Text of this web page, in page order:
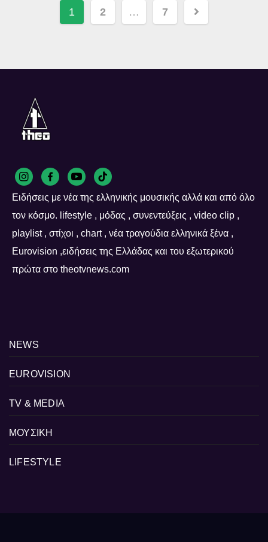
Posts
1 2 … 7
Ειδήσεις με νέα της ελληνικής μουσικής αλλά και από όλο
τον κόσμο. lifestyle , μόδας , συνεντεύξεις , video clip ,
playlist , στίχοι , chart , νέα τραγούδια ελληνικά ξένα ,
Eurovision ,ειδήσεις της Ελλάδας και του εξωτερικού
πρώτα στο theotvnews.com
NEWS
EUROVISION
TV & MEDIA
ΜΟΥΣΙΚΗ
LIFESTYLE